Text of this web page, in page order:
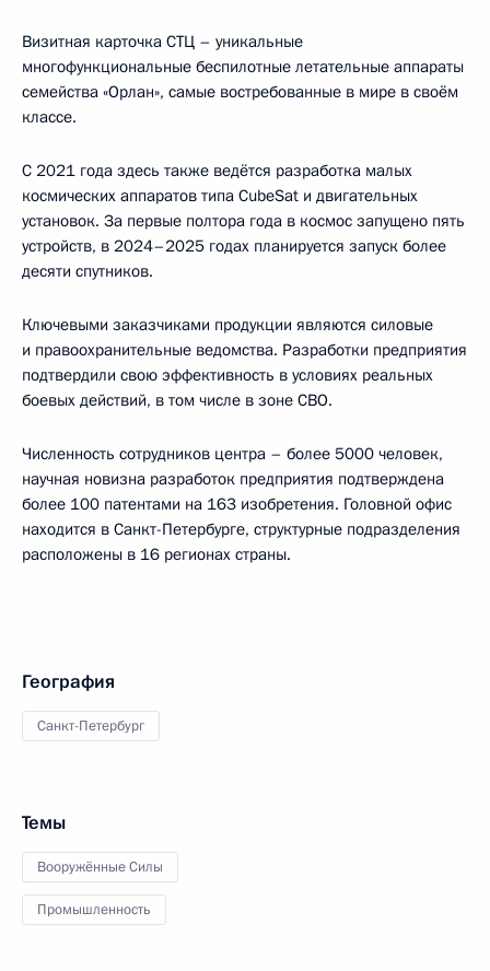
Визитная карточка СТЦ – уникальные
многофункциональные беспилотные летательные аппараты
семейства «Орлан», самые востребованные в мире в своём
классе.
С 2021 года здесь также ведётся разработка малых
космических аппаратов типа CubeSat и двигательных
установок. За первые полтора года в космос запущено пять
устройств, в 2024–2025 годах планируется запуск более
десяти спутников.
Ключевыми заказчиками продукции являются силовые
и правоохранительные ведомства. Разработки предприятия
подтвердили свою эффективность в условиях реальных
боевых действий, в том числе в зоне СВО.
Численность сотрудников центра – более 5000 человек,
научная новизна разработок предприятия подтверждена
более 100 патентами на 163 изобретения. Головной офис
находится в Санкт-Петербурге, структурные подразделения
расположены в 16 регионах страны.
География
Санкт-Петербург
Темы
Вооружённые Силы
Промышленность